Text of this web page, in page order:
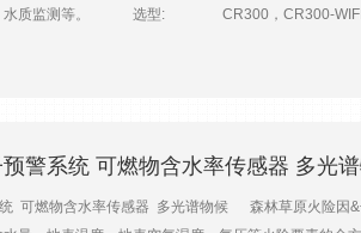
、水质监测等。 选型: CR300，CR300-WIFI，
面板用于连接外围设 备。CR800系列使用外部电源-
设备控 制，及数据和程序的存储等方面另外数据采
警系统 可燃物含水率传感器 多光
可燃物含水率传感器 多光谱物候 森林草原火险因